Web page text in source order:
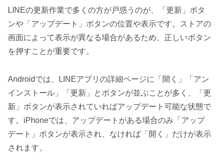
LINEの更新作業で多くの方が戸惑うのが、「更新」ボタ
ンや「アップデート」ボタンの位置や表示です。ストアの
画面によって表示が異なる場合があるため、正しいボタン
を押すことが重要です。
Androidでは、LINEアプリの詳細ページに「開く」「アン
インストール」「更新」とボタンが並ぶことが多く、「更
新」ボタンが表示されていればアップデート可能な状態で
す。iPhoneでは、アップデートがある場合のみ「アップ
デート」ボタンが表示され、なければ「開く」だけが表示
されます。